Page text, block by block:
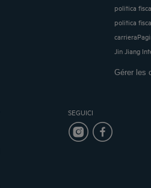
politica
politica
Jin Jiang
Gérer
SEGUICI